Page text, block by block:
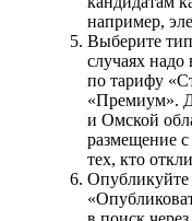
например,
Выберите
случаях
по тарифу
«Премиум».
и Омской
размещение с
тех, кто